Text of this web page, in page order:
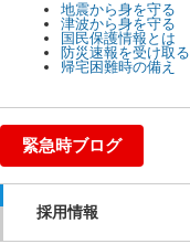
地震から身を守る
津波から身を守る
国民保護情報とは
防災速報を受け取る
帰宅困難時の備え
緊急時ブログ
採用情報